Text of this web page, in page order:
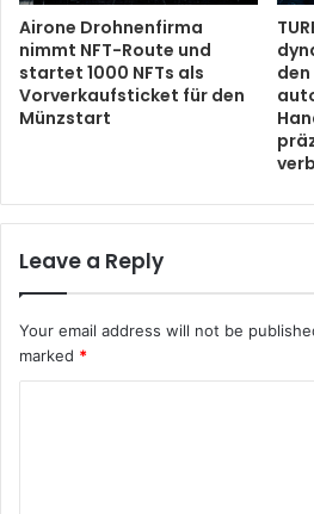
Airone Drohnenfirma
nimmt NFT-Route und
startet 1000 NFTs als
Vorverkaufsticket für den
Münzstart
Leave a Reply
Your email address will not be
marked *